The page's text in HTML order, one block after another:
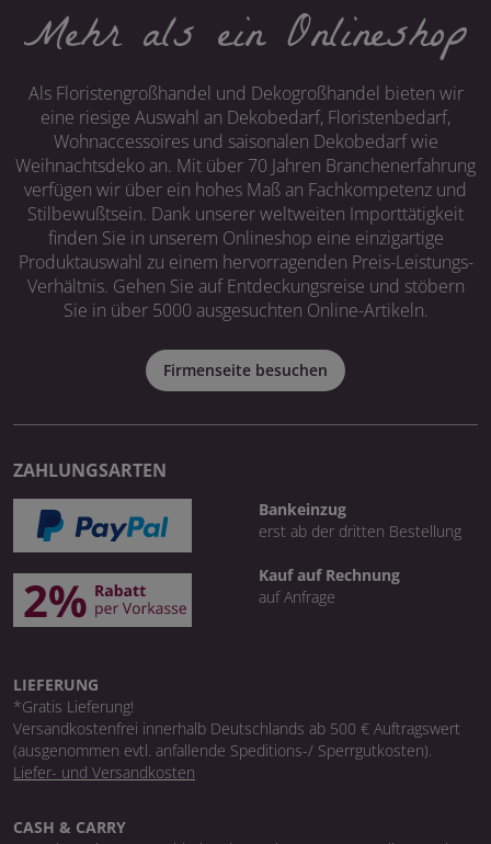
Mehr als ein Onlineshop
Als Floristengroßhandel und Dekogroßhandel bieten wir
eine riesige Auswahl an Dekobedarf, Floristenbedarf,
Wohnaccessoires und saisonalen Dekobedarf wie
Weihnachtsdeko an. Mit über 70 Jahren Branchenerfahrung
verfügen wir über ein hohes Maß an Fachkompetenz und
Stilbewußtsein. Dank unserer weltweiten Importtätigkeit
finden Sie in unserem Onlineshop eine einzigartige
Produktauswahl zu einem hervorragenden Preis-Leistungs-
Verhältnis. Gehen Sie auf Entdeckungsreise und stöbern
Sie in über 5000 ausgesuchten Online-Artikeln.
Firmenseite besuchen
ZAHLUNGSARTEN
Bankeinzug
erst ab der dritten Bestellung
Kauf auf Rechnung
auf Anfrage
LIEFERUNG
*Gratis Lieferung!
Versandkostenfrei innerhalb Deutschlands ab 500 € Auftragswert
(ausgenommen evtl. anfallende Speditions-/ Sperrgutkosten).
Liefer- und Versandkosten
CASH & CARRY